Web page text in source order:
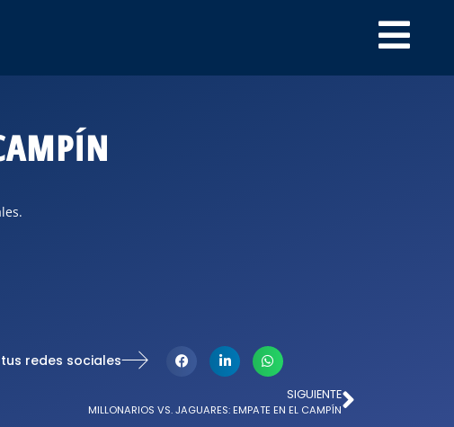
redes sociales
SIGUIENTE
MILLONARIOS VS. JAGUARES: EMPATE EN EL CAMPÍN